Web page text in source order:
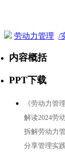
劳动力管理 /
内容概括
PPT下载
《劳动力管
解读2024劳
拆解劳动力
分享管理实